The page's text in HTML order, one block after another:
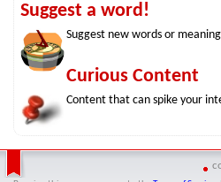
Suggest a word!
Suggest new words or
Curious Content
Content that can spike your